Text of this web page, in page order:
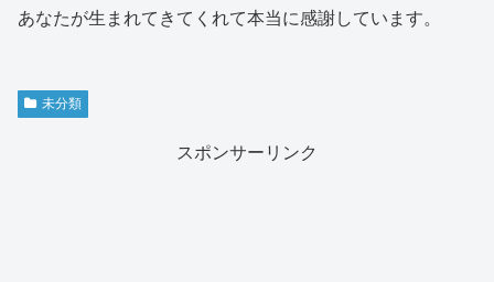
あなたが生まれてきてくれて本当に感謝しています。
未分類
スポンサーリンク